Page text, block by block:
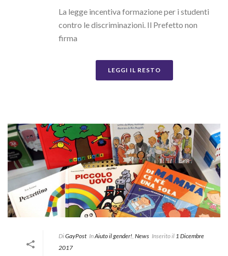
La legge incentiva formazione per i studenti
contro le discriminazioni. Il Prefetto non
firma
LEGGI IL RESTO
DiGayPost InAiuto il gender!, News Inserito il 1 Dicembre
2017